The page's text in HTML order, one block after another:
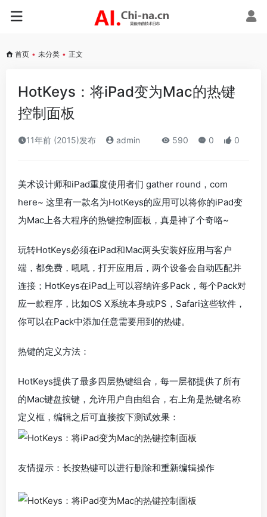
首页 • 未分类 • 正文
HotKeys：将iPad变为Mac的热键
控制面板
11年前 (2015)发布 admin 590 0 0
美术设计师和iPad重度使用者们 gather round，com
here~ 这里有一款名为HotKeys的应用可以将你的iPad变
为Mac上各大程序的热键控制面板，真是神了个奇咯~
玩转HotKeys必须在iPad和Mac两头安装好应用与客户
端，都免费，吼吼，打开应用后，两个设备会自动匹配并
连接；HotKeys在iPad上可以容纳许多Pack，每个Pack对
应一款程序，比如OS X系统本身或PS，Safari这些软件，
你可以在Pack中添加任意需要用到的热键。
热键的定义方法：
HotKeys提供了最多四层热键组合，每一层都提供了所有
的Mac键盘按键，允许用户自由组合，右上角是热键名称
定义框，编辑之后可直接按下测试效果：
友情提示：长按热键可以进行删除和重新编辑操作